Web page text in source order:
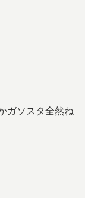
ガソスタ全然ね